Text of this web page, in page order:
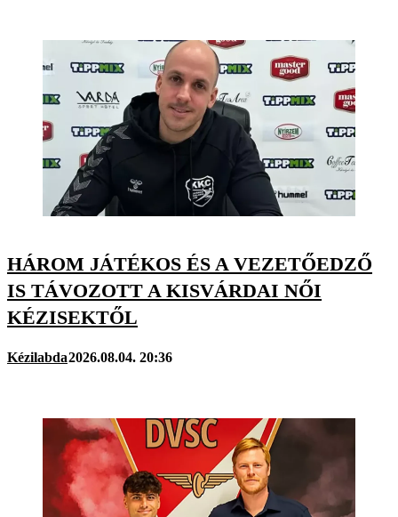
HÁROM JÁTÉKOS ÉS A VEZETŐEDZŐ
IS TÁVOZOTT A KISVÁRDAI NŐI
KÉZISEKTŐL
Kézilabda2026.08.04. 20:36